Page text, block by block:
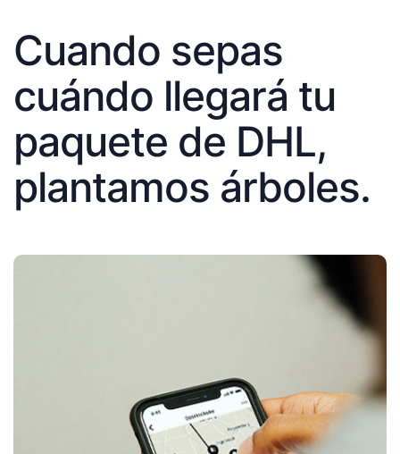
Cuando sepas
cuándo llegará tu
paquete de DHL,
plantamos árboles.